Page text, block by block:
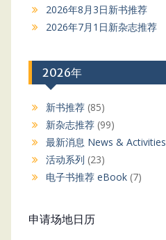
2026年8月3日新书推荐
2026年7月1日新杂志推荐
2026年
新书推荐(85)
新杂志推荐(99)
最新消息 News & Activities
活动系列 (23)
电子书推荐 eBook(7)
申请场地日历